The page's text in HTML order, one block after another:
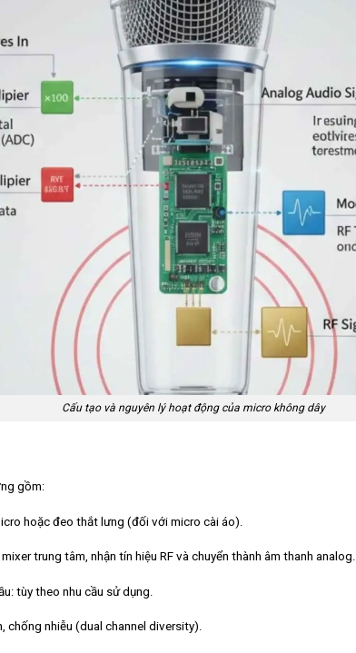
Cấu tạo và nguyên lý hoạt động của micro không dây
gồm:
hoặc đeo thắt lưng (đối với micro cài áo).
trung tâm, nhận tín hiệu RF và chuyển thành âm thanh analog.
tùy theo nhu cầu sử dụng.
chống nhiễu (dual channel diversity).